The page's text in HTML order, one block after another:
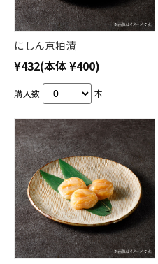
にしん京粕漬
¥432(本体 ¥400)
購入数 本